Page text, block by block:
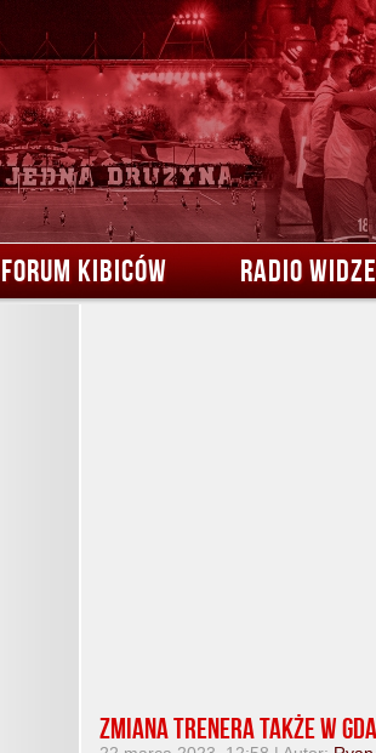
FORUM KIBICÓW RADIO
Zmiana trenera także w